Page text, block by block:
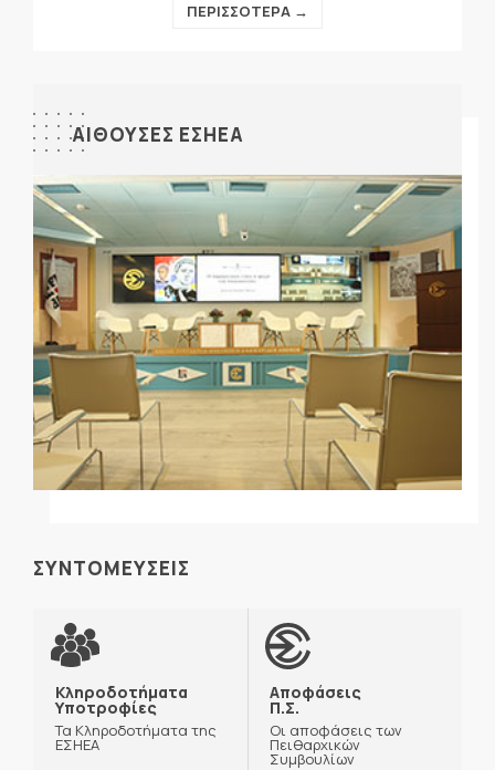
ΠΕΡΙΣΣΟΤΕΡΑ →
ΑΙΘΟΥΣΕΣ ΕΣΗΕΑ
ΣΥΝΤΟΜΕΥΣΕΙΣ
Κληροδοτήματα
Υποτροφίες
Τα Κληροδοτήματα της
ΕΣΗΕΑ
Αποφάσεις
Π.Σ.
Οι αποφάσεις των
Πειθαρχικών
Συμβουλίων